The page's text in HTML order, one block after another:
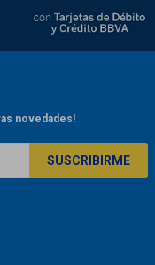
novedades!
SUSCRIBIRME